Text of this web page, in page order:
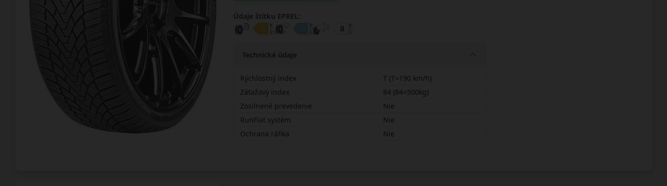
Údaje štítku EPREL:
Technické údaje
Rýchlostný index
T (T=190 km/h)
Záťažový index
84 (84=500kg)
Zosilnené prevedenie
Nie
RunFlat systém
Nie
Ochrana ráfika
Nie